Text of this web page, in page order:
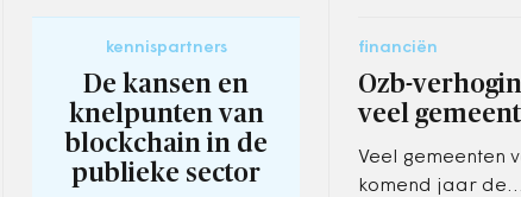
kennispartners
De kansen en
knelpunten van
blockchain in de
publieke sector
financiën
Ozb-
veel
Veel gemeenten
komend jaar de